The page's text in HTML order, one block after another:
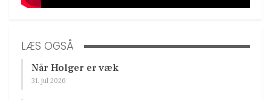
LÆS OGSÅ
Når Holger er væk
31. jul 2026